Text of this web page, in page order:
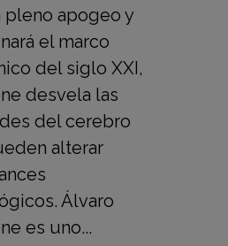
apogeo y
el marco
del siglo XXI,
desvela las
del cerebro
alterar
Álvaro
es uno...